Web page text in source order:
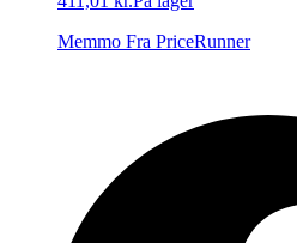
Memmo Fra PriceRunner